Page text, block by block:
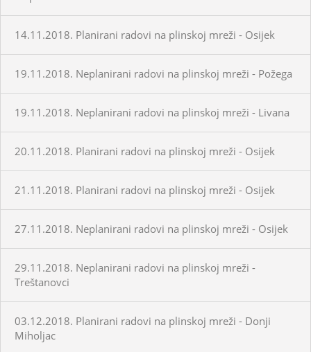
14.11.2018. Planirani radovi na plinskoj mreži - Osijek
19.11.2018. Neplanirani radovi na plinskoj mreži - Požega
19.11.2018. Neplanirani radovi na plinskoj mreži - Livana
20.11.2018. Planirani radovi na plinskoj mreži - Osijek
21.11.2018. Planirani radovi na plinskoj mreži - Osijek
27.11.2018. Neplanirani radovi na plinskoj mreži - Osijek
29.11.2018. Neplanirani radovi na plinskoj mreži -
Treštanovci
03.12.2018. Planirani radovi na plinskoj mreži - Donji
Miholjac